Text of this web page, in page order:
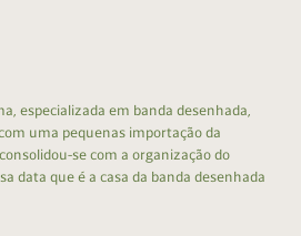
especializada em banda desenhada,
uma pequenas importação da
se com a organização do
data que é a casa da banda desenhada